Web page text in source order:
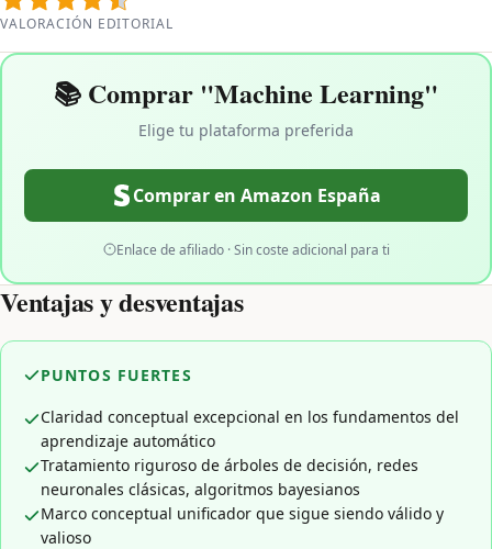
VALORACIÓN EDITORIAL
📚 Comprar "Machine Learning"
Elige tu plataforma preferida
Comprar en Amazon España
Enlace de afiliado · Sin coste adicional para ti
Ventajas y desventajas
PUNTOS FUERTES
Claridad conceptual excepcional en los fundamentos del
aprendizaje automático
Tratamiento riguroso de árboles de decisión, redes
neuronales clásicas, algoritmos bayesianos
Marco conceptual unificador que sigue siendo válido y
valioso